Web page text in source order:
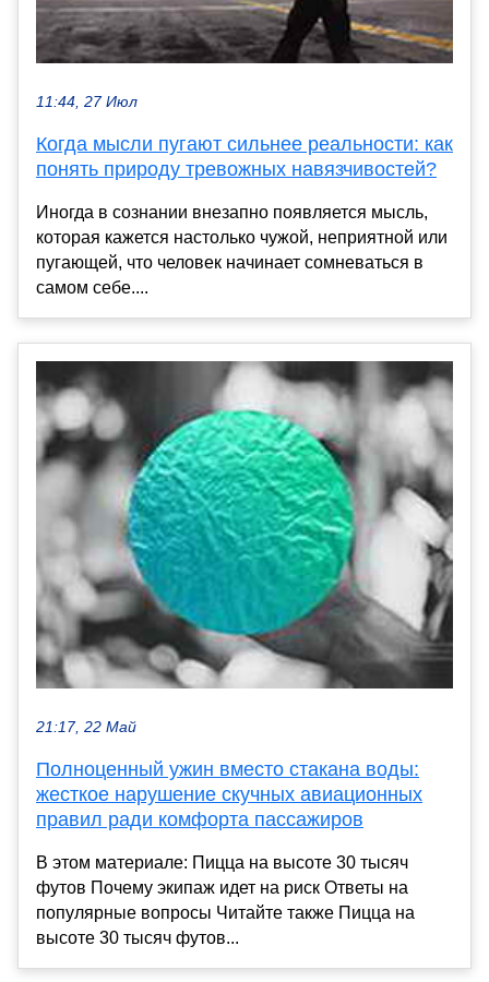
11:44, 27 Июл
Когда мысли пугают сильнее реальности: как
понять природу тревожных навязчивостей?
Иногда в сознании внезапно появляется мысль,
которая кажется настолько чужой, неприятной или
пугающей, что человек начинает сомневаться в
самом себе....
21:17, 22 Май
Полноценный ужин вместо стакана воды:
жесткое нарушение скучных авиационных
правил ради комфорта пассажиров
В этом материале: Пицца на высоте 30 тысяч
футов Почему экипаж идет на риск Ответы на
популярные вопросы Читайте также Пицца на
высоте 30 тысяч футов...